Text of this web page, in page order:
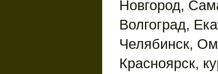
Новгород,
Волгоград,
Челябинск,
Красноярск,